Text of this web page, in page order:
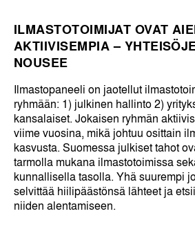
ILMASTOTOIMIJAT OVAT
AKTIIVISEMPIA –
NOUSEE
Ilmastopaneeli on jaotellut
ryhmään: 1) julkinen hallinto 2)
kansalaiset. Jokaisen ryhmän
viime vuosina, mikä johtuu osittain
kasvusta. Suomessa julkiset tahot
tarmolla mukana ilmastotoimissa
kunnallisella tasolla. Yhä suurempi
selvittää hiilipäästönsä lähteet ja
niiden alentamiseen.